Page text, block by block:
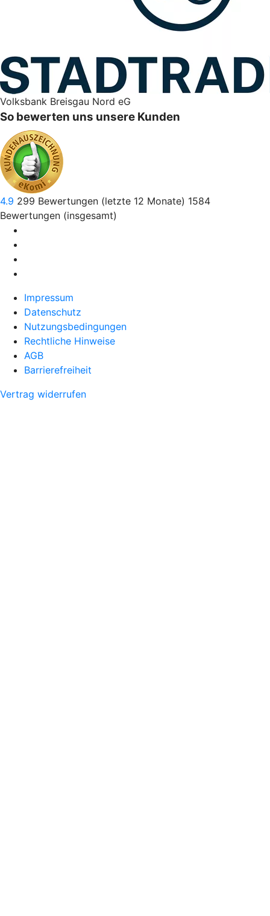
Volksbank Breisgau Nord eG
So bewerten uns unsere Kunden
4.9 299 Bewertungen (letzte 12 Monate) 1584
Bewertungen (insgesamt)
Impressum
Datenschutz
Nutzungsbedingungen
Rechtliche Hinweise
AGB
Barrierefreiheit
Vertrag widerrufen